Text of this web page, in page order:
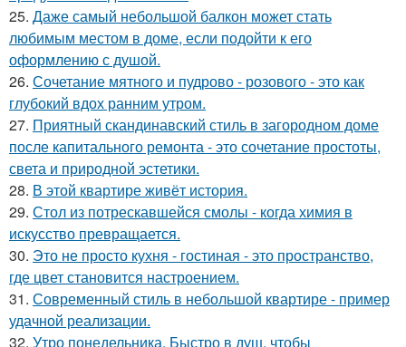
25. Даже самый небольшой балкон может стать
любимым местом в доме, если подойти к его
оформлению с душой.
26. Сочетание мятного и пудрово - розового - это как
глубокий вдох ранним утром.
27. Приятный скандинавский стиль в загородном доме
после капитального ремонта - это сочетание простоты,
света и природной эстетики.
28. В этой квартире живёт история.
29. Стол из потрескавшейся смолы - когда химия в
искусство превращается.
30. Это не просто кухня - гостиная - это пространство,
где цвет становится настроением.
31. Современный стиль в небольшой квартире - пример
удачной реализации.
32. Утро понедельника. Быстро в душ, чтобы